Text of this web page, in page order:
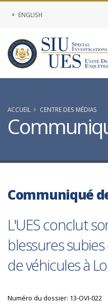
ENGLISH
ACCUEIL CENTRE DES MÉDIAS
Communiqué
L'UES conclut
blessures
de véhicules à
Numéro du dossier: 13-OVI-022